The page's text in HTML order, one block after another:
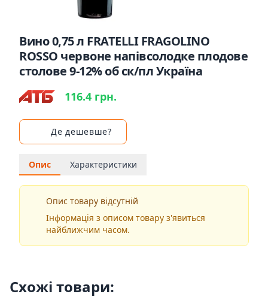
Вино 0,75 л FRATELLI FRAGOLINO
ROSSO червоне напівсолодке плодове
столове 9-12% об ск/пл Україна
116.4 грн.
Де дешевше?
Опис Характеристики
Опис товару відсутній
Інформація з описом товару з'явиться
найближчим часом.
Схожі товари: